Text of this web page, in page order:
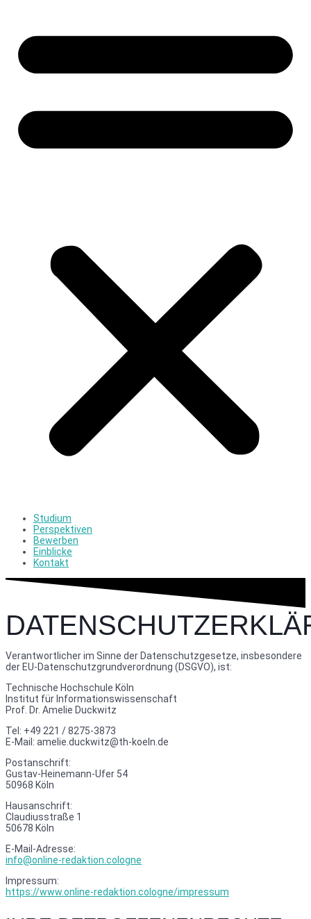
Studium
Perspektiven
Bewerben
Einblicke
Kontakt
Verantwortlicher im Sinne der Datenschutzgesetze, insbesondere
der EU-Datenschutzgrundverordnung (DSGVO), ist:
Technische Hochschule Köln
Institut für Informationswissenschaft
Prof. Dr. Amelie Duckwitz
Tel: +49 221 / 8275-3873
E-Mail: amelie.duckwitz@th-koeln.de
Postanschrift:
Gustav-Heinemann-Ufer 54
50968 Köln
Hausanschrift:
Claudiusstraße 1
50678 Köln
E-Mail-Adresse:
info@online-redaktion.cologne
Impressum:
https://www.online-redaktion.cologne/impressum